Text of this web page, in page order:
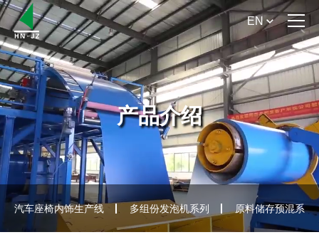
首 页
关于我们
产品介绍
产品手册下载
新闻资讯
EN
产品介绍
汽车座椅内饰生产线 多组份发泡机系列 原料储存预混系列